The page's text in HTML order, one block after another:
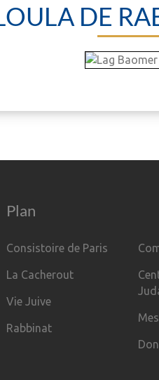
DE
Plan
Consistoire de Paris
La Cacherout
Vie Juive
Rabbinat